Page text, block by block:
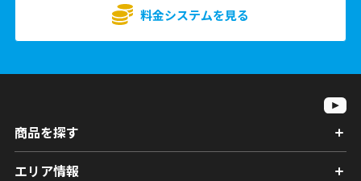
料金システムを見る
商品を探す
エリア情報